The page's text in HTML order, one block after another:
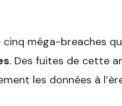
cinq méga-breaches
. Des fuites de cette
les données à